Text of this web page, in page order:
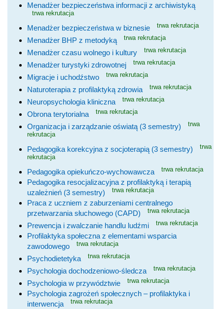
Menadżer bezpieczeństwa informacji z archiwistyką
trwa rekrutacja
Menadżer bezpieczeństwa w biznesie trwa rekrutacja
Menadżer BHP z metodyką trwa rekrutacja
Menadżer czasu wolnego i kultury trwa rekrutacja
Menadżer turystyki zdrowotnej trwa rekrutacja
Migracje i uchodźstwo trwa rekrutacja
Naturoterapia z profilaktyką zdrowia trwa rekrutacja
Neuropsychologia kliniczna trwa rekrutacja
Obrona terytorialna trwa rekrutacja
Organizacja i zarządzanie oświatą (3 semestry)
trwa
rekrutacja
Pedagogika korekcyjna z socjoterapią (3 semestry)
trwa
rekrutacja
Pedagogika opiekuńczo-wychowawcza trwa rekrutacja
Pedagogika resocjalizacyjna z profilaktyką i terapią
uzależnień (3 semestry)
trwa rekrutacja
Praca z uczniem z zaburzeniami centralnego
przetwarzania słuchowego (CAPD)
trwa rekrutacja
Prewencja i zwalczanie handlu ludźmi trwa rekrutacja
Profilaktyka społeczna z elementami wsparcia
zawodowego
trwa rekrutacja
Psychodietetyka trwa rekrutacja
Psychologia dochodzeniowo-śledcza trwa rekrutacja
Psychologia w przywództwie trwa rekrutacja
Psychologia zagrożeń społecznych – profilaktyka i
interwencja
trwa rekrutacja